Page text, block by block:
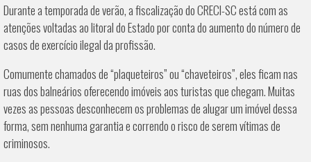
Durante a temporada de verão, a fiscalização do CRECI-SC está com as
atenções voltadas ao litoral do Estado por conta do aumento do número de
casos de exercício ilegal da profissão.
Comumente chamados de “plaqueteiros” ou “chaveteiros”, eles ficam nas
ruas dos balneários oferecendo imóveis aos turistas que chegam. Muitas
vezes as pessoas desconhecem os problemas de alugar um imóvel dessa
forma, sem nenhuma garantia e correndo o risco de serem vítimas de
criminosos.